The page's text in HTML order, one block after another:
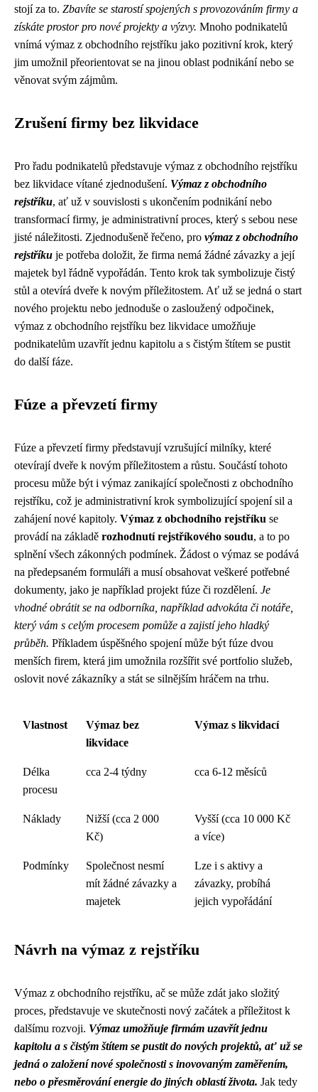
stojí za to. Zbavíte se starostí spojených s provozováním firmy a
získáte prostor pro nové projekty a výzvy. Mnoho podnikatelů
vnímá výmaz z obchodního rejstříku jako pozitivní krok, který
jim umožnil přeorientovat se na jinou oblast podnikání nebo se
věnovat svým zájmům.
Zrušení firmy bez likvidace
Pro řadu podnikatelů představuje výmaz z obchodního rejstříku
bez likvidace vítané zjednodušení. Výmaz z obchodního
rejstříku, ať už v souvislosti s ukončením podnikání nebo
transformací firmy, je administrativní proces, který s sebou nese
jisté náležitosti. Zjednodušeně řečeno, pro výmaz z obchodního
rejstříku je potřeba doložit, že firma nemá žádné závazky a její
majetek byl řádně vypořádán. Tento krok tak symbolizuje čistý
stůl a otevírá dveře k novým příležitostem. Ať už se jedná o start
nového projektu nebo jednoduše o zasloužený odpočinek,
výmaz z obchodního rejstříku bez likvidace umožňuje
podnikatelům uzavřít jednu kapitolu a s čistým štítem se pustit
do další fáze.
Fúze a převzetí firmy
Fúze a převzetí firmy představují vzrušující milníky, které
otevírají dveře k novým příležitostem a růstu. Součástí tohoto
procesu může být i výmaz zanikající společnosti z obchodního
rejstříku, což je administrativní krok symbolizující spojení sil a
zahájení nové kapitoly. Výmaz z obchodního rejstříku se
provádí na základě rozhodnutí rejstříkového soudu, a to po
splnění všech zákonných podmínek. Žádost o výmaz se podává
na předepsaném formuláři a musí obsahovat veškeré potřebné
dokumenty, jako je například projekt fúze či rozdělení. Je
vhodné obrátit se na odborníka, například advokáta či notáře,
který vám s celým procesem pomůže a zajistí jeho hladký
průběh. Příkladem úspěšného spojení může být fúze dvou
menších firem, která jim umožnila rozšířit své portfolio služeb,
oslovit nové zákazníky a stát se silnějším hráčem na trhu.
Vlastnost
Výmaz bez
likvidace
Výmaz s likvidací
Délka
procesu
cca 2-4 týdny cca 6-12 měsíců
Náklady
Nižší (cca 2 000
Kč)
Vyšší (cca 10 000 Kč
a více)
Podmínky
Společnost nesmí
mít žádné závazky a
majetek
Lze i s aktivy a
závazky, probíhá
jejich vypořádání
Návrh na výmaz z rejstříku
Výmaz z obchodního rejstříku, ač se může zdát jako složitý
proces, představuje ve skutečnosti nový začátek a příležitost k
dalšímu rozvoji. Výmaz umožňuje firmám uzavřít jednu
kapitolu a s čistým štítem se pustit do nových projektů, ať už se
jedná o založení nové společnosti s inovovaným zaměřením,
nebo o přesměrování energie do jiných oblastí života. Jak tedy